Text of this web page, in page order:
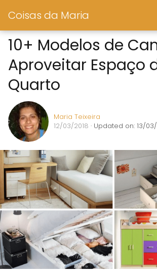
Coisas da Maria
10+ Modelos de
Aproveitar Espaço
Quarto
Maria Teixeira
12/03/2018 · Updated on: 13/